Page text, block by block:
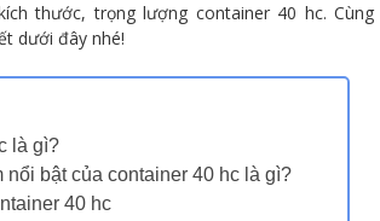
thước, trọng lượng container 40 hc. Cùng
dưới đây nhé!
là gì?
nổi bật của container 40 hc là gì?
40 hc